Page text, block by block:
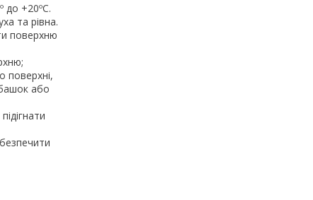
до +20ºС.
та рівна.
поверхню
поверхні,
або